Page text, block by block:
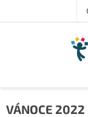
VÁNOCE 2022